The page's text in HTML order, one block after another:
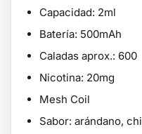
Capacidad: 2ml
Batería: 500mAh
Caladas aprox.: 600
Nicotina: 20mg
Mesh Coil
Sabor: arándano,